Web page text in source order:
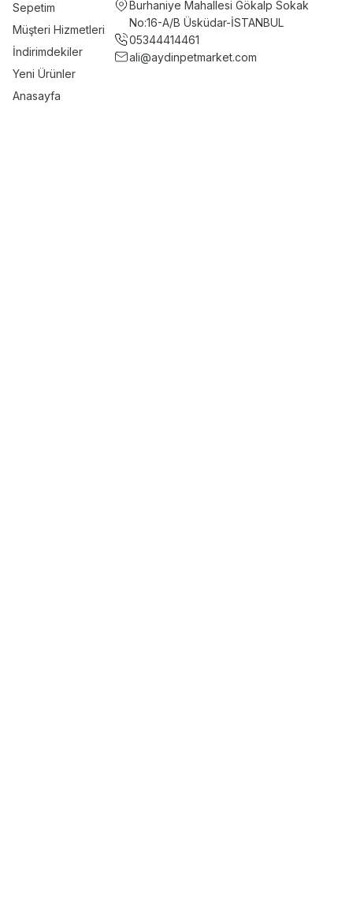
Sepetim
Müşteri Hizmetleri
İndirimdekiler
Yeni Ürünler
Anasayfa
Burhaniye Mahallesi Gökalp Sokak
No:16-A/B Üsküdar-İSTANBUL
05344414461
ali@aydinpetmarket.com